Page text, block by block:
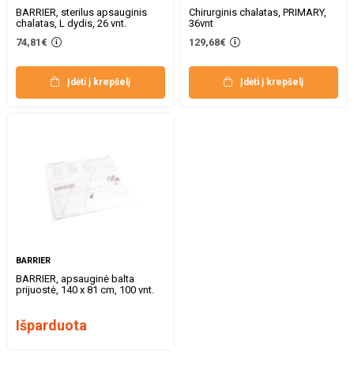
BARRIER, sterilus apsauginis
chalatas, L dydis, 26 vnt.
74,81€
Įdėti į krepšelį
Chirurginis chalatas, PRIMARY,
36vnt
129,68€
Įdėti į krepšelį
BARRIER
BARRIER, apsauginė balta
prijuostė, 140 x 81 cm, 100 vnt.
Išparduota